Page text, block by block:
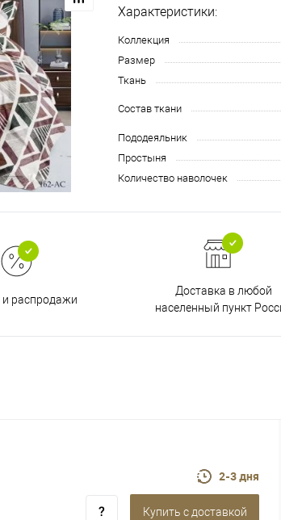
Характеристики:
Коллекция
Размер
Ткань
Состав ткани
Пододеяльник
Простыня
Количество наволочек
и распродажи
Доставка в любой
населенный пункт
2-3 дня
Купить c доставкой